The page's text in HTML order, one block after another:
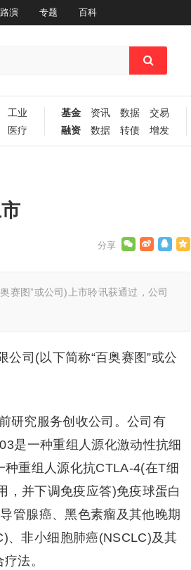
路演 专题 百科
工业
医疗
基金 资讯 数据
交易
融资
数据 转债 增发
赛图”或公司)上市聆讯获通过，公司
司(以下简称“百奥赛图”或公
研究服务创收公司。公司有
是一种重组人源化激动性抗细
重组人源化抗CTLA-4(在T细
，并下调免疫应答)免疫球蛋白
管腺癌、黑色素瘤及其他晚期
、非小细胞肺癌(NSCLC)及其
法。